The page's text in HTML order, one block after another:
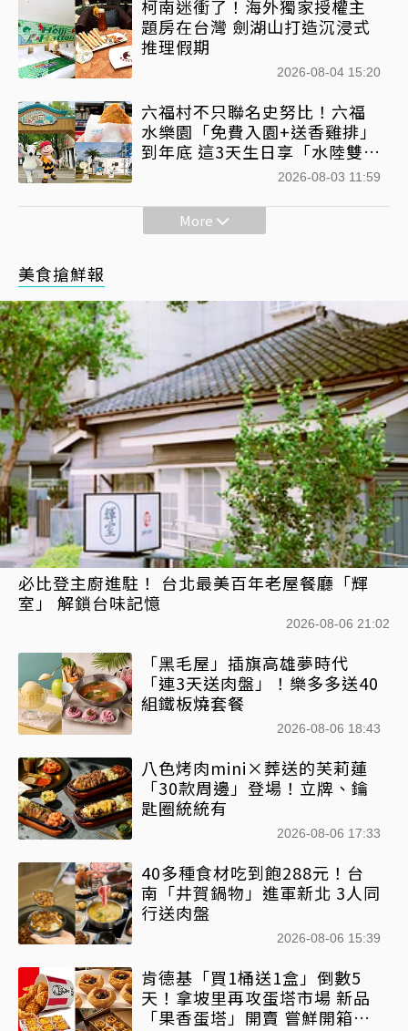
柯南迷衝了！海外獨家授權主
題房在台灣 劍湖山打造沉浸式
推理假期
2026-08-04 15:20
六福村不只聯名史努比！六福
水樂園「免費入園+送香雞排」
到年底 這3天生日享「水陸雙樂
2026-08-03 11:59
More
美食搶鮮報
必比登主廚進駐！ 台北最美百年老屋餐廳「輝
室」 解鎖台味記憶
2026-08-06 21:02
「黑毛屋」插旗高雄夢時代
「連3天送肉盤」！樂多多送40
組鐵板燒套餐
2026-08-06 18:43
八色烤肉mini×葬送的芙莉蓮
「30款周邊」登場！立牌、鑰
匙圈統統有
2026-08-06 17:33
40多種食材吃到飽288元！台
南「井賀鍋物」進軍新北 3人同
行送肉盤
2026-08-06 15:39
肯德基「買1桶送1盒」倒數5
天！拿坡里再攻蛋塔市場 新品
「果香蛋塔」開賣 嘗鮮開箱現